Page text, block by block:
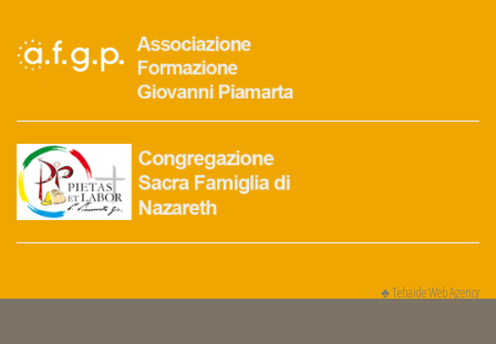
♣Tebaide Web Agency